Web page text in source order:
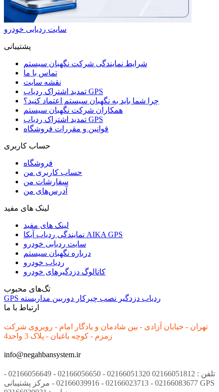
سایت ردیابی خودرو
پشتیبانی
شرایط نمایندگی شرکت نگهبان سیستم
تماس با ما
نقشه سایت
تمدید اشتراک ردیاب GPS
چرا شما باید به نگهبان سیستم اعتماد کنید؟
همکاران شرکت نگهبان سیستم
تمدید اشتراک ردیاب GPS
قوانین و مقررات فروشگاه
حساب کاربری
فروشگاه
حساب کاربری من
سفارشات من
آدرس‌های من
لینک های مفید
لینک های مفید
نمایندگی ردیاب آیکا AIKA GPS
سایت ردیابی خودرو
درباره نگهبان سیستم
ردیاب خودرو
کاتالوگ دزدگیرهای خودرو
تگ‌های محبوب
GPS
ردیاب دزدگیر نصب چیرکار دوربین مداربسته
ارتباط با ما
تهران - خیابان آزادی - بین شادمان و یادگار امام - روبروی شرکت
زمزم - کوچه باغبان - پلاک 3 واحد4
info@negahbansystem.ir
تلفن : 02166051812 02166051320 - 02166056650 - 02166056649 -
02166083677 - 02166023713 - 02166039916 - مرکز پشتیبانی GPS